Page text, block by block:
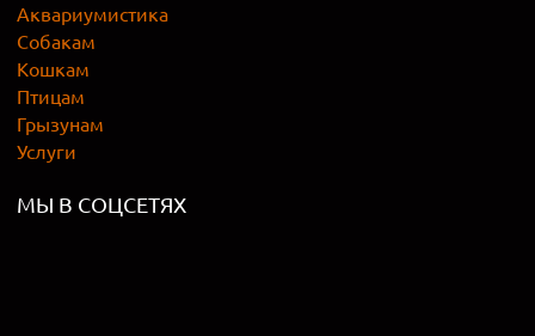
Аквариумистика
Собакам
Кошкам
Птицам
Грызунам
Услуги
МЫ В СОЦСЕТЯХ